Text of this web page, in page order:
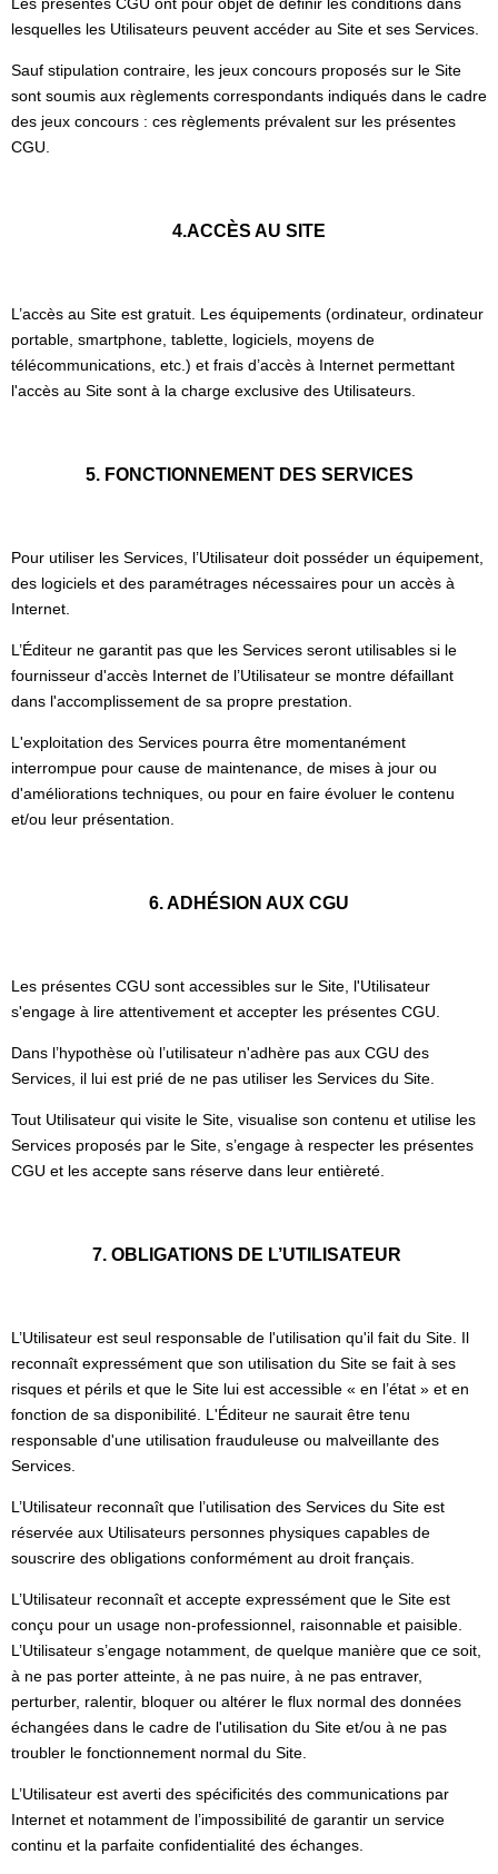
lesquelles les Utilisateurs peuvent accéder au Site et ses Services.
Sauf stipulation contraire, les jeux concours proposés sur le Site
sont soumis aux règlements correspondants indiqués dans le cadre
des jeux concours : ces règlements prévalent sur les présentes
CGU.
4.ACCÈS AU SITE
L’accès au Site est gratuit. Les équipements (ordinateur, ordinateur
portable, smartphone, tablette, logiciels, moyens de
télécommunications, etc.) et frais d’accès à Internet permettant
l'accès au Site sont à la charge exclusive des Utilisateurs.
5. FONCTIONNEMENT DES SERVICES
Pour utiliser les Services, l’Utilisateur doit posséder un équipement,
des logiciels et des paramétrages nécessaires pour un accès à
Internet.
L’Éditeur ne garantit pas que les Services seront utilisables si le
fournisseur d'accès Internet de l’Utilisateur se montre défaillant
dans l'accomplissement de sa propre prestation.
L'exploitation des Services pourra être momentanément
interrompue pour cause de maintenance, de mises à jour ou
d'améliorations techniques, ou pour en faire évoluer le contenu
et/ou leur présentation.
6. ADHÉSION AUX CGU
Les présentes CGU sont accessibles sur le Site, l'Utilisateur
s'engage à lire attentivement et accepter les présentes CGU.
Dans l’hypothèse où l’utilisateur n'adhère pas aux CGU des
Services, il lui est prié de ne pas utiliser les Services du Site.
Tout Utilisateur qui visite le Site, visualise son contenu et utilise les
Services proposés par le Site, s’engage à respecter les présentes
CGU et les accepte sans réserve dans leur entièreté.
7. OBLIGATIONS DE L’UTILISATEUR
L’Utilisateur est seul responsable de l'utilisation qu'il fait du Site. Il
reconnaît expressément que son utilisation du Site se fait à ses
risques et périls et que le Site lui est accessible « en l’état » et en
fonction de sa disponibilité. L'Éditeur ne saurait être tenu
responsable d'une utilisation frauduleuse ou malveillante des
Services.
L’Utilisateur reconnaît que l’utilisation des Services du Site est
réservée aux Utilisateurs personnes physiques capables de
souscrire des obligations conformément au droit français.
L’Utilisateur reconnaît et accepte expressément que le Site est
conçu pour un usage non-professionnel, raisonnable et paisible.
L’Utilisateur s’engage notamment, de quelque manière que ce soit,
à ne pas porter atteinte, à ne pas nuire, à ne pas entraver,
perturber, ralentir, bloquer ou altérer le flux normal des données
échangées dans le cadre de l'utilisation du Site et/ou à ne pas
troubler le fonctionnement normal du Site.
L’Utilisateur est averti des spécificités des communications par
Internet et notamment de l’impossibilité de garantir un service
continu et la parfaite confidentialité des échanges.